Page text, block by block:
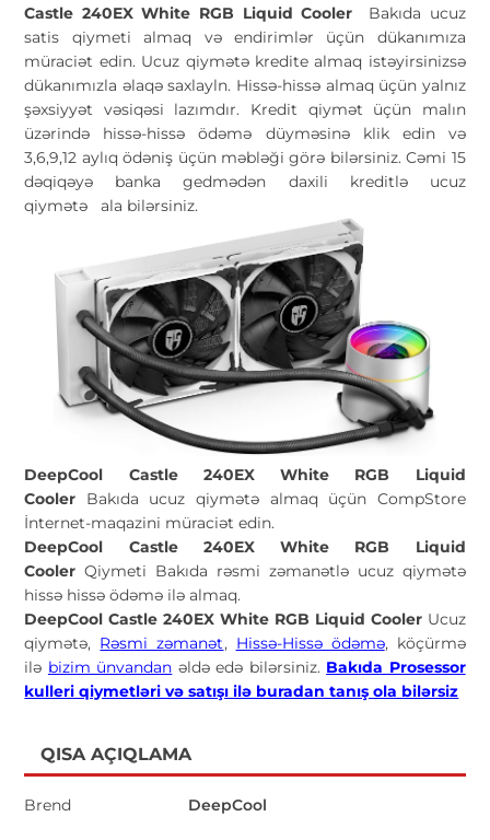
Castle 240EX White RGB Liquid Cooler Bakıda ucuz
satis qiymeti almaq və endirimlər üçün dükanımıza
müraciət edin. Ucuz qiymətə kredite almaq istəyirsinizsə
dükanımızla əlaqə saxlayln. Hissə-hissə almaq üçün yalnız
şəxsiyyət vəsiqəsi lazımdır. Kredit qiymət üçün malın
üzərində hissə-hissə ödəmə düyməsinə klik edin və
3,6,9,12 aylıq ödəniş üçün məbləği görə bilərsiniz. Cəmi 15
dəqiqəyə banka gedmədən daxili kreditlə ucuz
qiymətə
ala bilərsiniz.
DeepCool Castle 240EX White RGB Liquid
Cooler Bakıda ucuz qiymətə almaq üçün CompStore
İnternet-maqazini müraciət edin.
DeepCool Castle 240EX White RGB Liquid
Cooler Qiymeti Bakıda rəsmi zəmanətlə ucuz qiymətə
hissə hissə ödəmə ilə almaq.
DeepCool Castle 240EX White RGB Liquid CoolerUcuz
qiymətə, Rəsmi zəmanət, Hissə-Hissə ödəmə, köçürmə
ilə bizim ünvandan əldə edə bilərsiniz. Bakıda Prosessor
kulleri qiymetləri və satışı ilə buradan tanış ola bilərsiz
QISA AÇIQLAMA
Brend DeepCool